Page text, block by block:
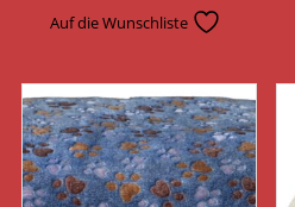
Auf die Wunschliste